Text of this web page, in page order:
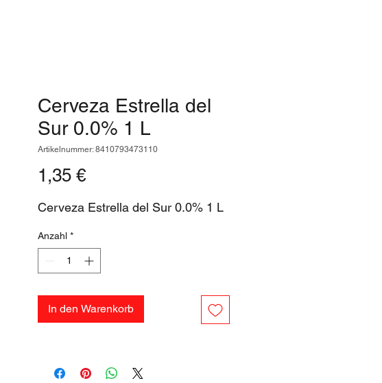
Cerveza Estrella del
Sur 0.0% 1 L
Artikelnummer: 8410793473110
1,35 €Preis
Cerveza Estrella del Sur 0.0% 1 L
Anzahl *
In den Warenkorb